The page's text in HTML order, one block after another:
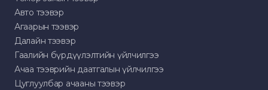
Авто тээвэр
Агаарын тээвэр
Далайн тээвэр
Гаалийн бүрдүүлэлтийн үйлчилгээ
Ачаа тээврийн даатгалын үйлчилгээ
Цуглуулбар ачааны тээвэр